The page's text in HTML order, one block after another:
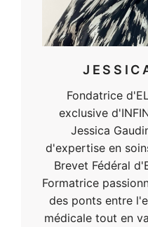
Fondatrice
exclusive
Jessica
d'expertise en
Brevet Fédéral
Formatrice
des ponts entre
médicale tout en